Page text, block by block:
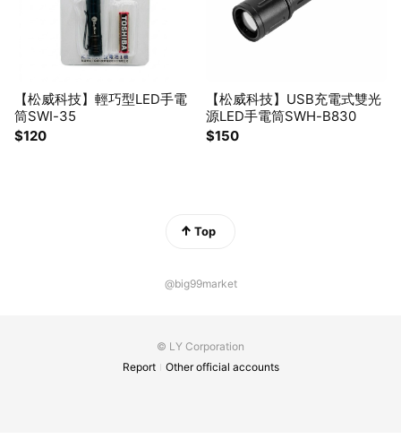
【松威科技】輕巧型LED手電
筒SWI-35
$120
【松威科技】USB充電式雙光
源LED手電筒SWH-B830
$150
Top
@big99market
© LY Corporation
Report
Other official accounts